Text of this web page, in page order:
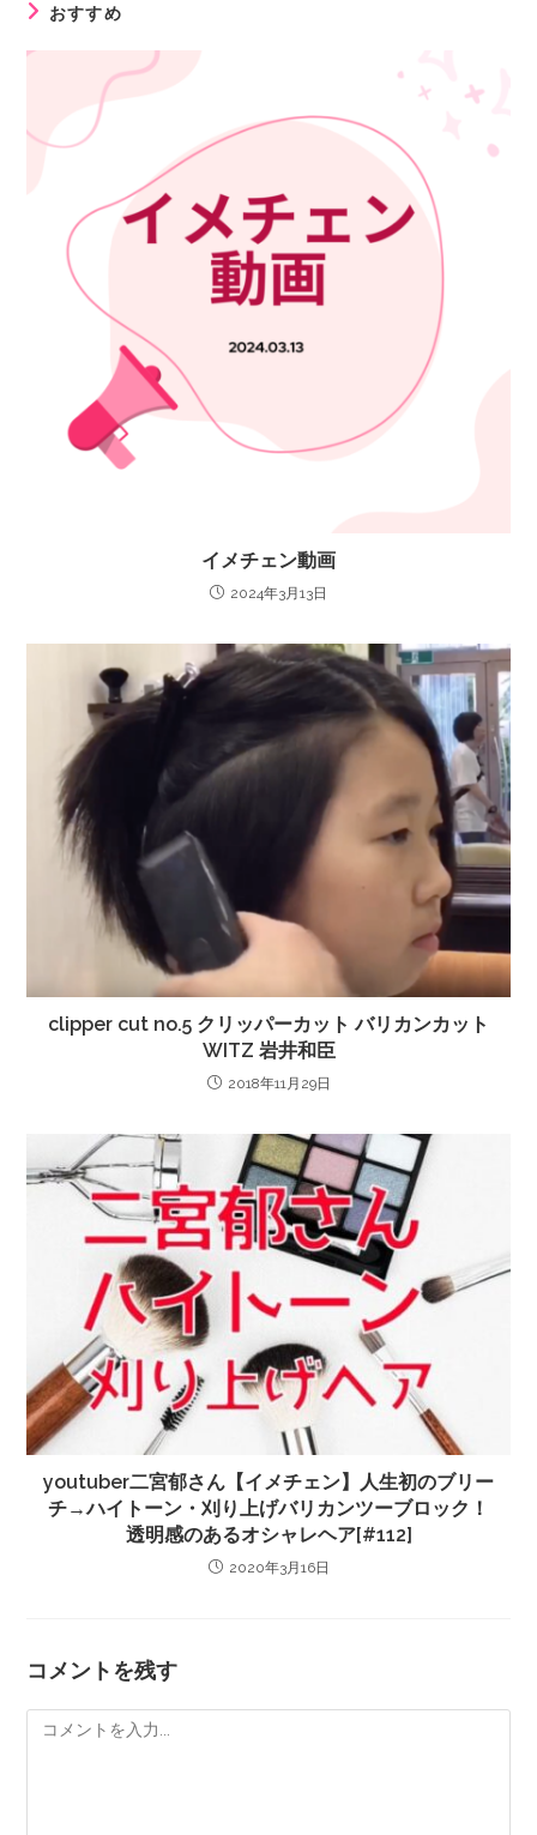
おすすめ
イメチェン動画
2024年3月13日
clipper cut no.5 クリッパーカット バリカンカット
WITZ 岩井和臣
2018年11月29日
youtuber二宮郁さん【イメチェン】人生初のブリー
チ→ハイトーン・刈り上げバリカンツーブロック！
透明感のあるオシャレヘア[#112]
2020年3月16日
コメントを残す